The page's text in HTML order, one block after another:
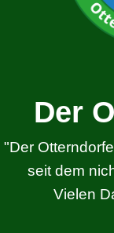
Der
seit dem
Vielen